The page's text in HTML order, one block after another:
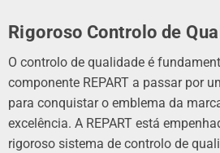
Rigoroso Controlo de
O controlo de qualidade é
componente REPART a passar por
para conquistar o emblema da
excelência. A REPART está
rigoroso sistema de controlo de